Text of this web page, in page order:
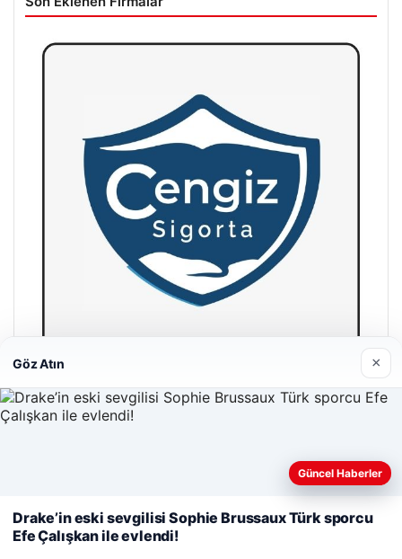
Hastaş Beton
26/05/2026
Web sitemizi nasıl kullandığınızı daha iyi anlayabilmek,
kullanıyoruz.Çerez Politikamız
Reddet Kabul Et
Göz Atın ×
Güncel Haberler
Drake’in eski sevgilisi Sophie Brussaux Türk sporcu
Efe Çalışkan ile evlendi!